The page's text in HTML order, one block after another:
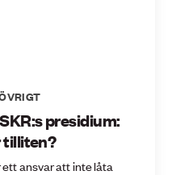
presidium:
tilliten?
ansvar att inte låta